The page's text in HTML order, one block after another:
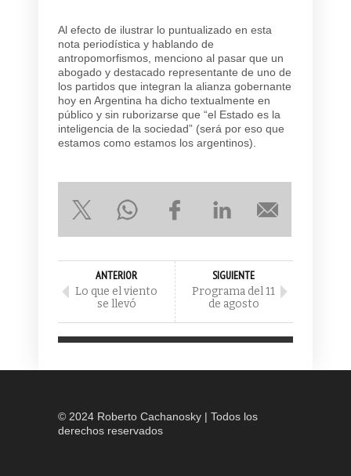
Al efecto de ilustrar lo puntualizado en esta
nota periodística y hablando de
antropomorfismos, menciono al pasar que un
abogado y destacado representante de uno de
los partidos que integran la alianza gobernante
hoy en Argentina ha dicho textualmente en
público y sin ruborizarse que “el Estado es la
inteligencia de la sociedad” (será por eso que
estamos como estamos los argentinos).
ANTERIOR
Lo que el viento
se llevó
SIGUIENTE
Programa del 11
de agosto
© 2024 Roberto Cachanosky | Todos los
derechos reservados